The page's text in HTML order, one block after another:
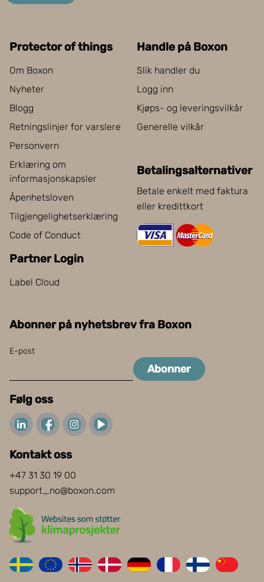
Protector of things
Om Boxon
Nyheter
Blogg
Retningslinjer for varslere
Personvern
Erklæring om
informasjonskapsler
Åpenhetsloven
Tilgjengelighetserklæring
Code of Conduct
Partner Login
Label Cloud
Handle på Boxon
Slik handler du
Logg inn
Kjøps- og leveringsvilkår
Generelle vilkår
Betalingsalternativer
Betale enkelt med faktura
eller kredittkort
Abonner på nyhetsbrev fra Boxon
E-post
Abonner
Følg oss
Kontakt oss
+47 31 30 19 00
support_no@boxon.com